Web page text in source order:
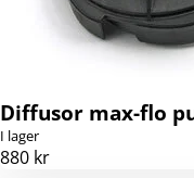
Diffusor max-flo
I lager
880 kr